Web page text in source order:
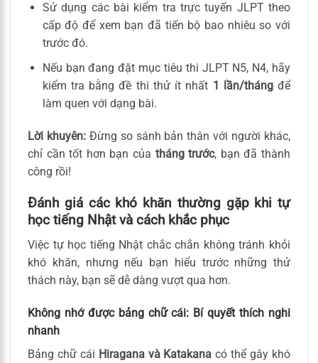
Sử dụng các bài kiểm tra trực tuyến JLPT theo
cấp độ để xem bạn đã tiến bộ bao nhiêu so với
trước đó.
Nếu bạn đang đặt mục tiêu thi JLPT N5, N4, hãy
kiểm tra bằng đề thi thử ít nhất 1 lần/thángđể
làm quen với dạng bài.
Lời khuyên:Đừng so sánh bản thân với người khác,
chỉ cần tốt hơn bạn của tháng trước, bạn đã thành
công rồi!
Đánh giá các khó khăn thường gặp khi tự
học tiếng Nhật và cách khắc phục
Việc tự học tiếng Nhật chắc chắn không tránh khỏi
khó khăn, nhưng nếu bạn hiểu trước những thử
thách này, bạn sẽ dễ dàng vượt qua hơn.
Không nhớ được bảng chữ cái: Bí quyết thích nghi
nhanh
Bảng chữ cái Hiragana và Katakana có thể gây khó